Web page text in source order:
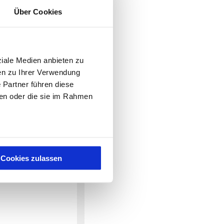
Über Cookies
Medien anbieten zu
zu Ihrer Verwendung
führen diese
oder die sie im Rahmen
Cookies zulassen
34,39€
34,39 €
34,39€
34,39€
40,89 €